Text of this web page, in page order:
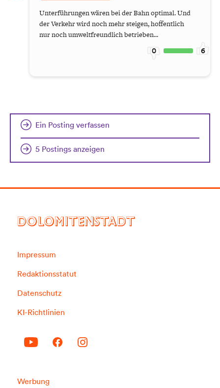
Unterführungen wären bei der Bahn optimal. Und
der Verkehr wird noch mehr steigen, hoffentlich
nur noch umweltfreundlich betrieben...
0 6
Ein Posting verfassen
5 Postings anzeigen
DOLOMITENSTADT
Impressum
Redaktionsstatut
Datenschutz
KI-Richtlinien
Werbung